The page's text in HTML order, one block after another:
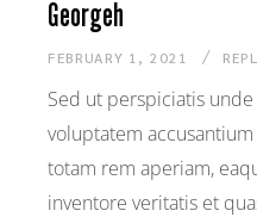
Georgeh
FEBRUARY 1, 2021
Sed ut perspiciatis
voluptatem
totam rem aperiam,
inventore veritatis et